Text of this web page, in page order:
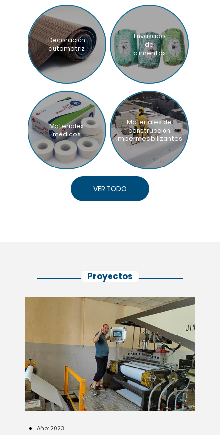
Decoración
automotriz
Envasado
de
alimentos
Materiales
médicos
Materiales de
construcción
impermeabilizantes
VER TODO
Proyectos
Año: 2023